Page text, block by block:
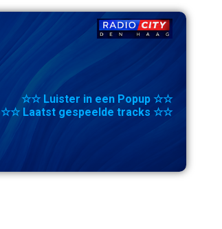
☆☆ Luister in een Popup ☆☆
☆☆ Laatst gespeelde tracks ☆☆